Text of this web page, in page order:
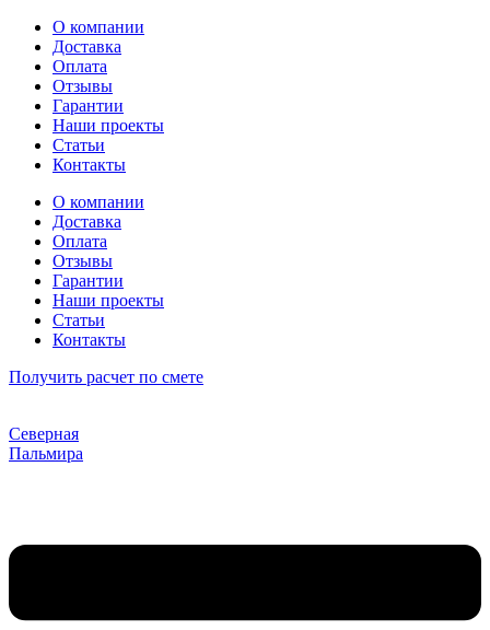
Перейти
содержимому
О компании
Доставка
Оплата
Отзывы
Гарантии
Наши проекты
Статьи
Контакты
О компании
Доставка
Оплата
Отзывы
Гарантии
Наши проекты
Статьи
Контакты
Получить расчет по смете
Северная
Пальмира